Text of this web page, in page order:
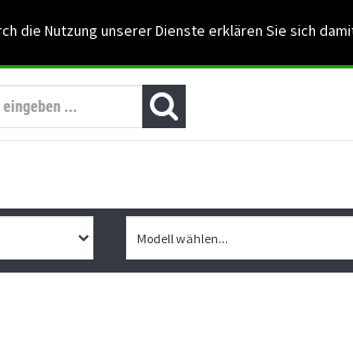
die Nutzung unserer Dienste erklären Sie sich
Support: 03501-